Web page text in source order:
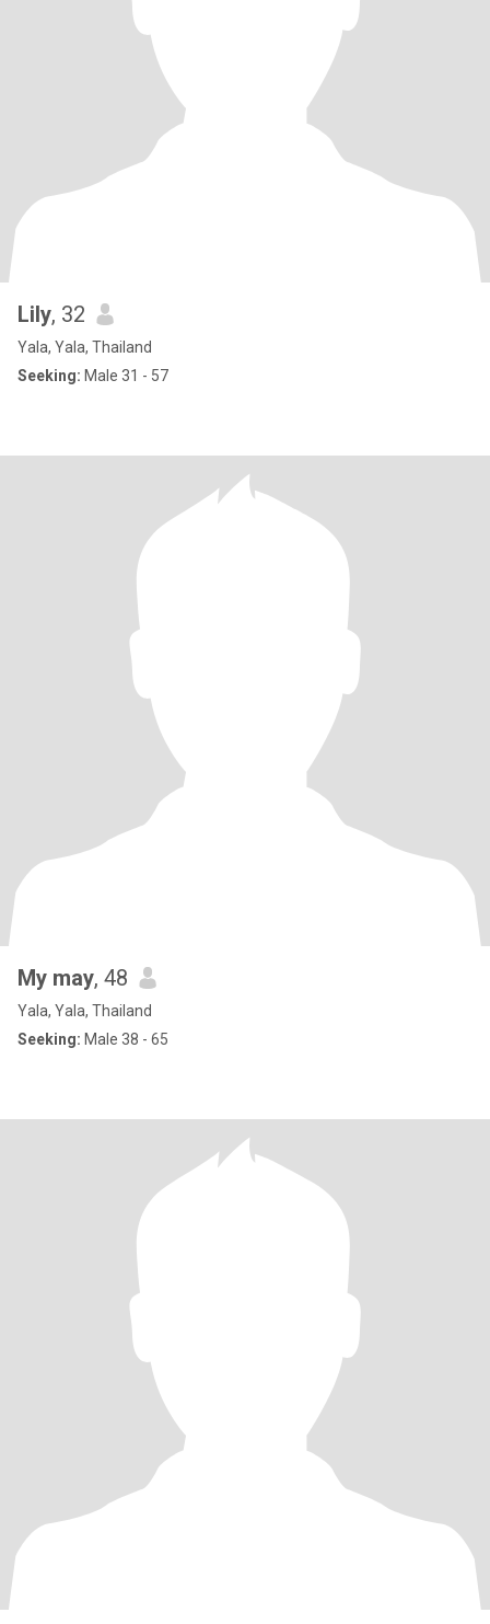
Lily, 32
Yala, Yala, Thailand
Seeking: Male 31 - 57
My may, 48
Yala, Yala, Thailand
Seeking: Male 38 - 65